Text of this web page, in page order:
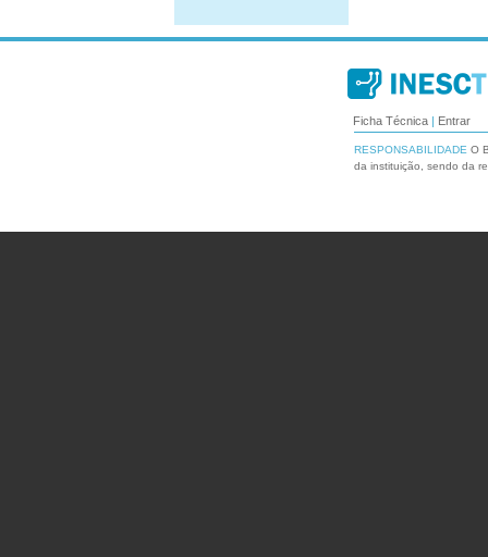
Ficha Técnica Entrar
RESPONSABILIDADE O
da instituição, sendo da